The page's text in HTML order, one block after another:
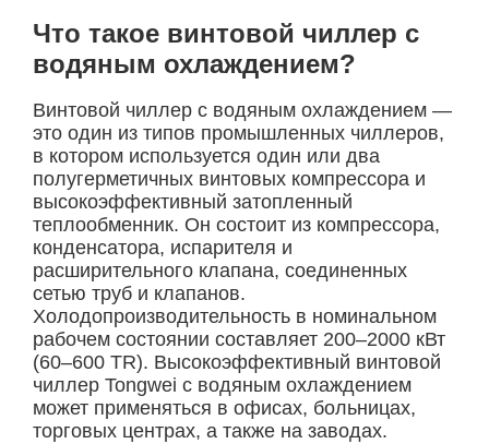
Что такое винтовой чиллер с
водяным охлаждением?
Винтовой чиллер с водяным охлаждением —
это один из типов промышленных чиллеров,
в котором используется один или два
полугерметичных винтовых компрессора и
высокоэффективный затопленный
теплообменник. Он состоит из компрессора,
конденсатора, испарителя и
расширительного клапана, соединенных
сетью труб и клапанов.
Холодопроизводительность в номинальном
рабочем состоянии составляет 200–2000 кВт
(60–600 TR). Высокоэффективный винтовой
чиллер Tongwei с водяным охлаждением
может применяться в офисах, больницах,
торговых центрах, а также на заводах.